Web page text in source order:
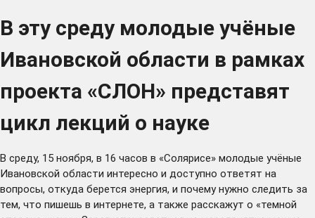
В эту среду молодые учёные
Ивановской области в рамках
проекта «СЛОН» представят
цикл лекций о науке
В среду, 15 ноября, в 16 часов в «Солярисе» молодые учёные
Ивановской области интересно и доступно ответят на
вопросы, откуда берется энергия, и почему нужно следить за
тем, что пишешь в интернете, а также расскажут о «темной